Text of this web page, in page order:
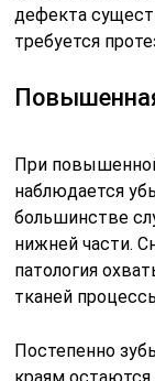
дефекта
требуется
При
наблюдается
большинстве
нижней части.
патология
тканей
Постепенно